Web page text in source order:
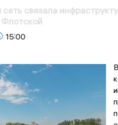
связала
15:00